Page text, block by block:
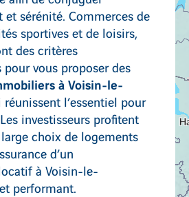
et sérénité. Commerces de
sportives et de loisirs,
des critères
vous proposer des
à Voisin-le-
réunissent l’essentiel pour
investisseurs profitent
choix de logements
d’un
à Voisin-le-
performant.